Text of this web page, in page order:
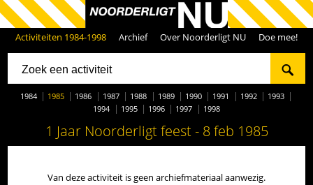
Activiteiten 1984-1998 Archief Over Noorderligt NU Doe mee!
1984 1985 1986 1987 1988 1989 1990 1991 1992
1993
1994
1995 1996 1997 1998
1 Jaar Noorderligt feest - 8 feb 1985
Van deze activiteit is geen archiefmateriaal aanwezig.